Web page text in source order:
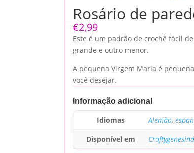
Rosário de
€2,99
Este é um padrão de crochê fácil
grande e outro menor.
A pequena Virgem Maria é
você desejar.
Informação adicional
Idiomas Alemão,
Disponível em